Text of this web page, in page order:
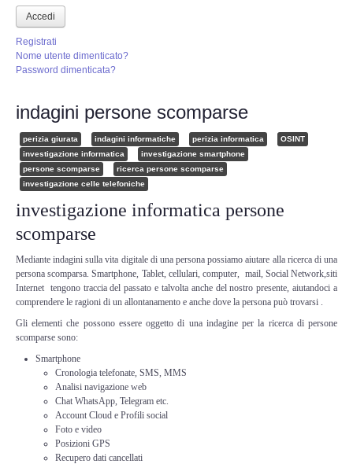
Perizia software spia
Perizia Controllo lavoratori
Perizia DVR
Perizia IoT e IIoT
Perizia Ransomware Malware
Perizia Incidente Stradale
Perizia Data Breach
INDAGINI DIGITALI
Digital Intelligence OSINT
Indagini su computer
Indagini Smartphone,Tablet
Accedi
Registrati
Nome utente dimenticato?
Password dimenticata?
indagini persone scomparse
perizia giurata indagini informatiche perizia informatica
OSINT
investigazione informatica
investigazione smartphone
persone scomparse
ricerca persone scomparse
investigazione celle telefoniche
investigazione informatica persone
scomparse
Mediante indagini sulla vita digitale di una persona possiamo aiutare alla ricerca di una
persona scomparsa. Smartphone, Tablet, cellulari, computer, mail, Social Network,siti
Internet tengono traccia del passato e talvolta anche del nostro presente, aiutandoci a
comprendere le ragioni di un allontanamento e anche dove la persona può trovarsi .
Gli elementi che possono essere oggetto di una indagine per la ricerca di persone
scomparse sono:
Smartphone
Cronologia telefonate, SMS, MMS
Analisi navigazione web
Chat WhatsApp, Telegram etc.
Account Cloud e Profili social
Foto e video
Posizioni GPS
Recupero dati cancellati